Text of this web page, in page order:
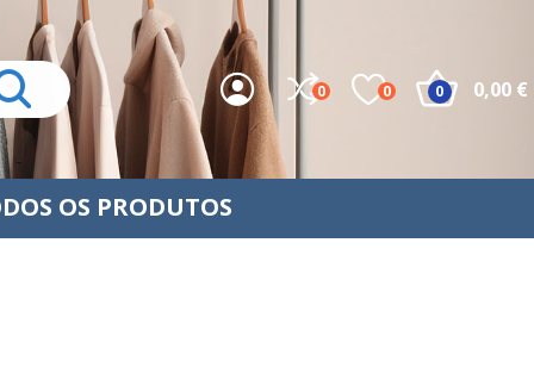
0 0 0,00 €
0
OS PRODUTOS